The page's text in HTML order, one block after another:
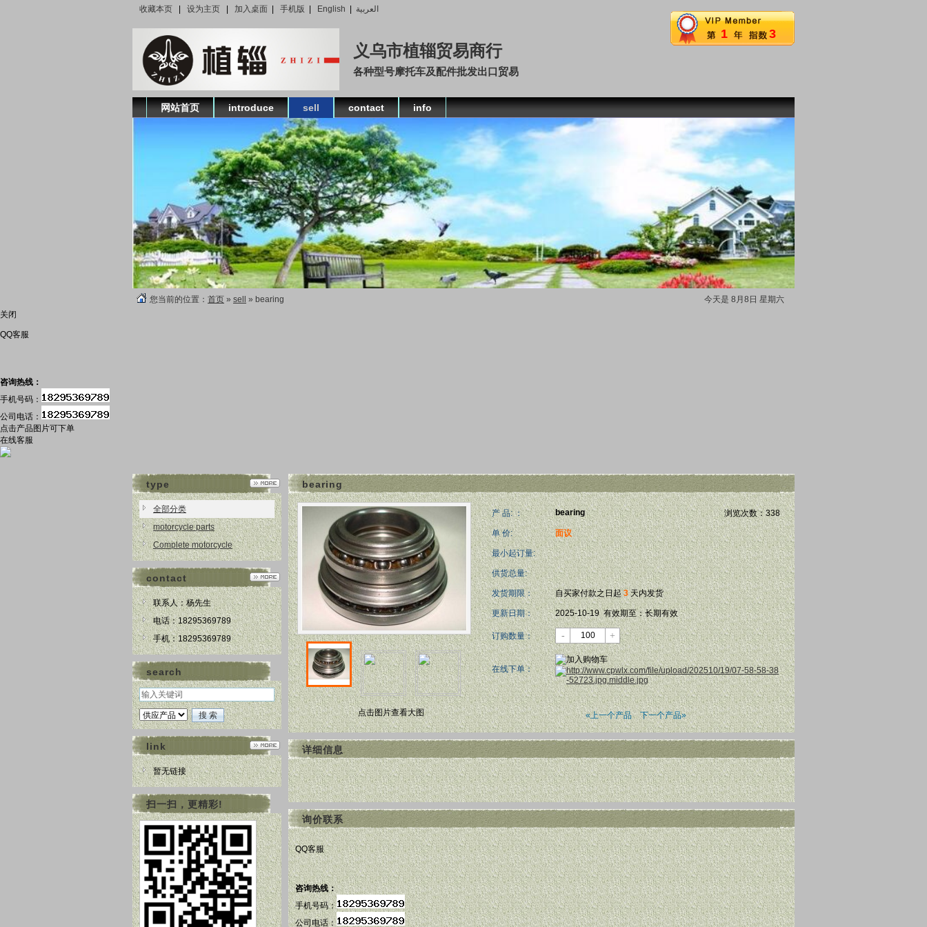
收藏本页 设为主页 加入桌面 手机版 English العربية
1 3
义乌市植辎贸易商行
各种型号摩托车及配件批发出口贸易
网站首页 introduce sell contact info
今天是 8月8日 星期六
您当前的位置： 首页 » sell
» bearing
关闭
QQ客服
咨询热线：
手机号码：
公司电话：
点击产品图片可下单
在线客服
type
全部分类
motorcycle parts
Complete motorcycle
contact
联系人：杨先生
电话：18295369789
手机：18295369789
search
link
暂无链接
扫一扫，更精彩!
bearing
点击图片查看大图
产 品: ： 浏览次数：338
bearing
单 价: 面议
最小起订量:
供货总量:
发货期限： 自买家付款之日起3天内发货
更新日期： 2025-10-19 有效期至：长期有效
订购数量： - +
在线下单：
«上一个产品 下一个产品»
详细信息
询价联系
QQ客服
咨询热线：
手机号码：
公司电话：